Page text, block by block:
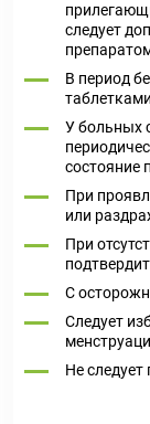
следует
В период
У больных
состояние
При
или
При
С
Следует
Не следует